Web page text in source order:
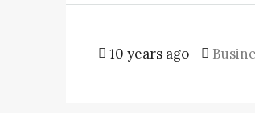
10 years ago